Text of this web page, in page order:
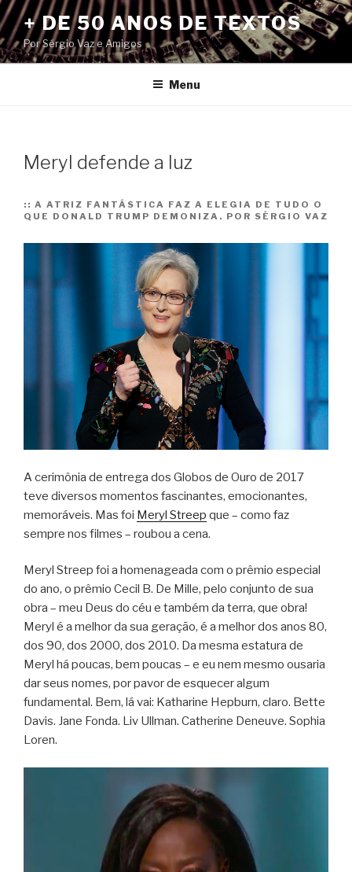
Pular
para
o
conteúdo
+ DE 50 ANOS DE TEXTOS
Por Sérgio Vaz e Amigos
Menu
Meryl defende a luz
:: A ATRIZ FANTÁSTICA FAZ A ELEGIA DE TUDO O
QUE DONALD TRUMP DEMONIZA. POR SÉRGIO VAZ
A cerimônia de entrega dos Globos de Ouro de 2017
teve diversos momentos fascinantes, emocionantes,
memoráveis. Mas foi Meryl Streep que – como faz
sempre nos filmes – roubou a cena.
Meryl Streep foi a homenageada com o prêmio especial
do ano, o prêmio Cecil B. De Mille, pelo conjunto de sua
obra – meu Deus do céu e também da terra, que obra!
Meryl é a melhor da sua geração, é a melhor dos anos 80,
dos 90, dos 2000, dos 2010. Da mesma estatura de
Meryl há poucas, bem poucas – e eu nem mesmo ousaria
dar seus nomes, por pavor de esquecer algum
fundamental. Bem, lá vai: Katharine Hepburn, claro. Bette
Davis. Jane Fonda. Liv Ullman. Catherine Deneuve. Sophia
Loren.